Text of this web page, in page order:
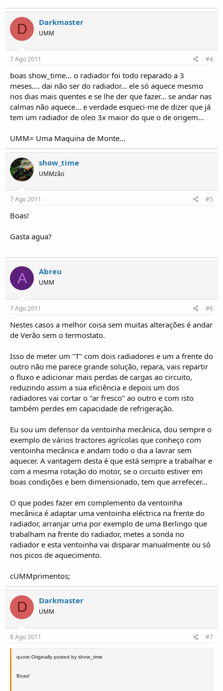
D Darkmaster
UMM
7 Ago 2011 #4
boas show_time... o radiador foi todo reparado a 3
meses.... dai não ser do radiador... ele só aquece mesmo
nos dias mais quentes e se lhe der que fazer... se andar nas
calmas não aquece... e verdade esqueci-me de dizer que já
tem um radiador de oleo 3x maior do que o de origem...
UMM= Uma Maquina de Monte...
show_time
UMMzão
7 Ago 2011 #5
Boas!
Gasta agua?
A Abreu
UMM
7 Ago 2011 #6
Nestes casos a melhor coisa sem muitas alterações é andar
de Verão sem o termostato.
Isso de meter um "T" com dois radiadores e um a frente do
outro não me parece grande solução, repara, vais repartir
o fluxo e adicionar mais perdas de cargas ao circuito,
reduzindo assim a sua eficiência e depois um dos
radiadores vai cortar o "ar fresco" ao outro e com isto
também perdes em capacidade de refrigeração.
Eu sou um defensor da ventoinha mecânica, dou sempre o
exemplo de vários tractores agrícolas que conheço com
ventoinha mecânica e andam todo o dia a lavrar sem
aquecer. A vantagem desta é que está sempre a trabalhar e
com a mesma rotação do motor, se o circuito estiver em
boas condições e bem dimensionado, tem que arrefecer...
O que podes fazer em complemento da ventoinha
mecânica é adaptar uma ventoinha eléctrica na frente do
radiador, arranjar uma por exemplo de uma Berlingo que
trabalham na frente do radiador, metes a sonda no
radiador e esta ventoinha vai disparar manualmente ou só
nos picos de aquecimento.
cUMMprimentos;
D Darkmaster
UMM
8 Ago 2011 #7
quote:Originally posted by show_time
Boas!